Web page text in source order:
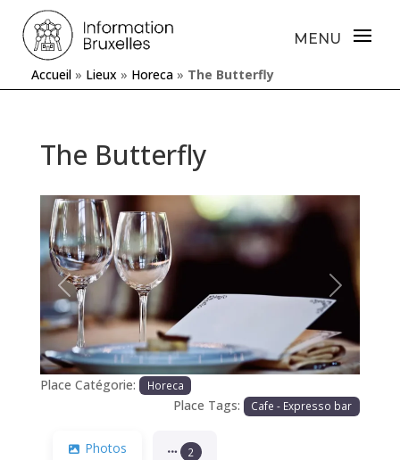
Accueil » Lieux » Horeca » The Butterfly
The Butterfly
Précédente Prochaine
Place Catégorie: Horeca
Place Tags: Cafe - Expresso bar
Photos 2